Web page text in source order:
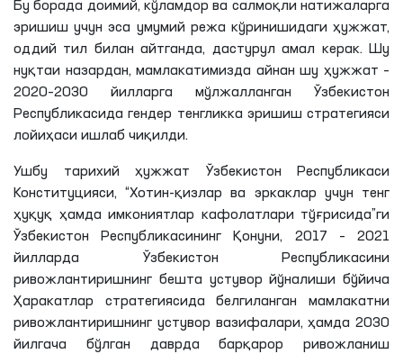
Бу борада доимий, кўламдор ва салмоқли натижаларга
эришиш учун эса умумий режа кўринишидаги ҳужжат,
оддий тил билан айтганда, дастурул амал керак. Шу
нуқтаи назардан, мамлакатимизда айнан шу ҳужжат –
2020–2030 йилларга мўлжалланган Ўзбекистон
Республикасида гендер тенгликка эришиш стратегияси
лойиҳаси ишлаб чиқилди.
Ушбу тарихий ҳужжат Ўзбекистон Республикаси
Конституцияси, “Хотин-қизлар ва эркаклар учун тенг
ҳуқуқ ҳамда имкониятлар кафолатлари тўғрисида”ги
Ўзбекистон Республикасининг Қонуни, 2017 – 2021
йилларда Ўзбекистон Республикасини
ривожлантиришнинг бешта устувор йўналиши бўйича
Ҳаракатлар стратегиясида белгиланган мамлакатни
ривожлантиришнинг устувор вазифалари, ҳамда 2030
йилгача бўлган даврда барқарор ривожланиш